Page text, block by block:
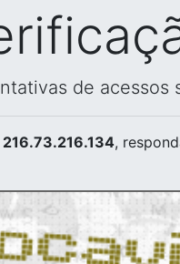
de
216.73.216.134,